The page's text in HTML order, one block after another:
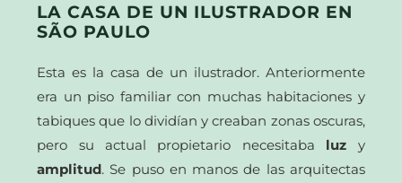
LA CASA DE UN ILUSTRADOR EN
SÃO PAULO
Esta es la casa de un ilustrador. Anteriormente
era un piso familiar con muchas habitaciones y
tabiques que lo dividían y creaban zonas oscuras,
pero su actual propietario necesitaba luz y
amplitud. Se puso en manos de las arquitectas